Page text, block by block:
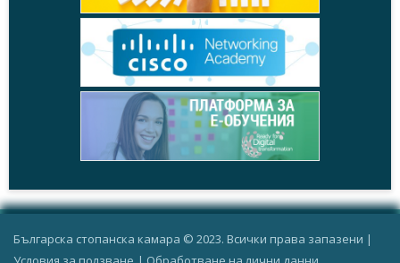
Българска стопанска камара © 2023. Всички права запазени |